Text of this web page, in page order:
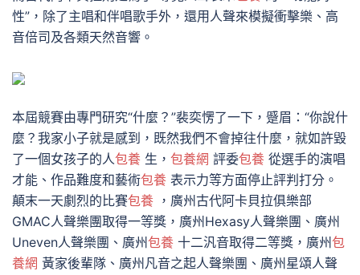
性”，除了主唱和伴唱歌手外，還用人聲來模擬衝擊樂、高
音倍司及各類天然音響。
本屆競賽由專門研究“什麼？”裴奕愣了一下，蹙眉：“你說什
麼？我家小子就是感到，既然我們不會掉往什麼，就如許毀
了一個女孩子的人包養 生， 包養網 評委包養 從選手的演唱
才能、作品難度和藝術包養 表示力等方面停止評判打分。
顛末一天劇烈的比賽包養 ，廣州古代阿卡貝拉俱樂部
GMAC人聲樂團取得一等獎，廣州Hexasy人聲樂團、廣州
Uneven人聲樂團、廣州包養 十二汎音取得二等獎，廣州包
養網 黃家後輩隊、廣州凡音之起人聲樂團、廣州星頌人聲